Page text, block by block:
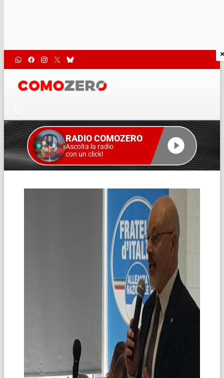
RADIO COMOZERO
Ascolta la radio
con un click!